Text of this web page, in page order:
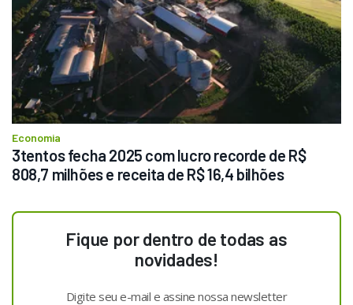
Economia
3tentos fecha 2025 com lucro recorde de R$
808,7 milhões e receita de R$ 16,4 bilhões
Fique por dentro de todas as
novidades!
Digite seu e-mail e assine nossa newsletter